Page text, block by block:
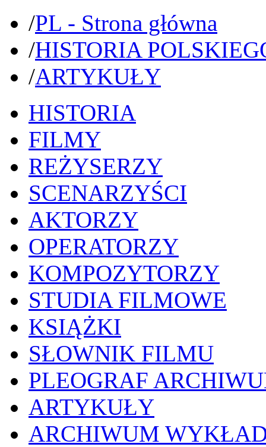
/PL - Strona główna
/HISTORIA
/ARTYKUŁY
HISTORIA
FILMY
REŻYSERZY
SCENARZYŚCI
AKTORZY
OPERATORZY
KOMPOZYTORZY
STUDIA FILMOWE
KSIĄŻKI
SŁOWNIK FILMU
PLEOGRAF
ARTYKUŁY
ARCHIWUM